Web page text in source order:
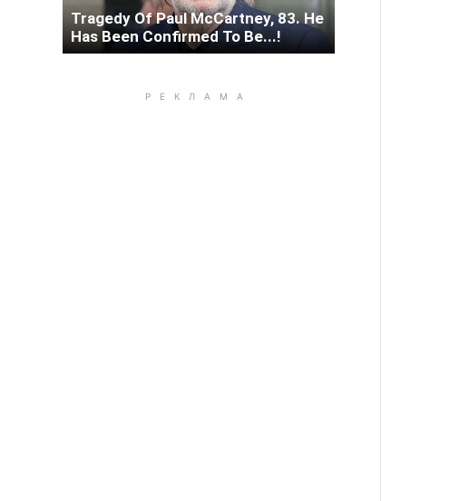
Tragedy Of Paul McCartney, 83. He
Has Been Confirmed To Be...!